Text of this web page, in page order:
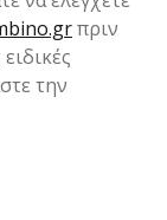
πριν
την